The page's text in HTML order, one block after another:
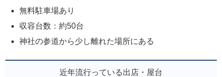
無料駐車場あり
収容台数：約50台
神社の参道から少し離れた場所にある
近年流行っている出店・屋台